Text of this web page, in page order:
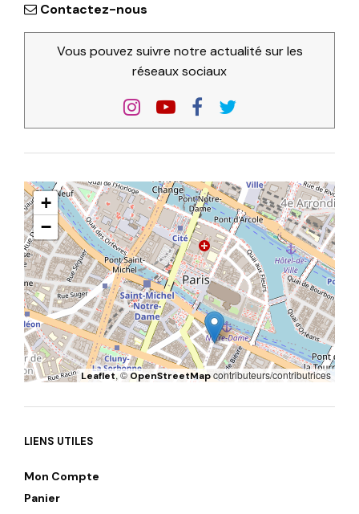
Contactez-nous
Vous pouvez suivre notre actualité sur les
réseaux sociaux
+
−
Leaflet, ©OpenStreetMapcontributeurs/contributrices
LIENS UTILES
Mon Compte
Panier